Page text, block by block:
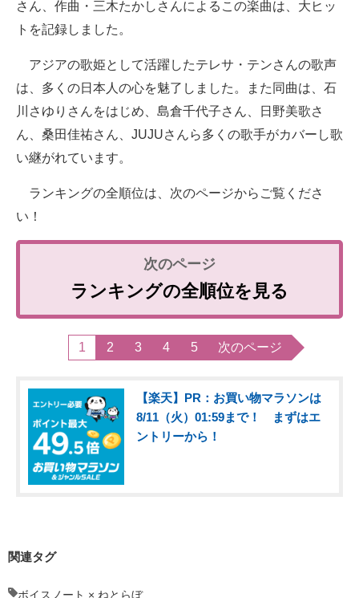
さん、作曲・三木たかしさんによるこの楽曲は、大ヒッ
トを記録しました。
アジアの歌姫として活躍したテレサ・テンさんの歌声
は、多くの日本人の心を魅了しました。また同曲は、石
川さゆりさんをはじめ、島倉千代子さん、日野美歌さ
ん、桑田佳祐さん、JUJUさんら多くの歌手がカバーし歌
い継がれています。
ランキングの全順位は、次のページからご覧くださ
い！
ランキングの全順位を見る
1 2 3 4 5 次のページ
【楽天】PR：お買い物マラソンは
8/11（火）01:59まで！ まずはエ
ントリーから！
関連タグ
ボイスノート × ねとらぼ